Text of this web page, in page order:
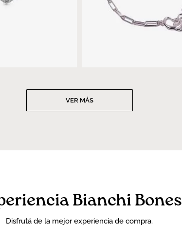
VER MÁS
Bianchi Bones
Disfrutá de la mejor experiencia de compra.